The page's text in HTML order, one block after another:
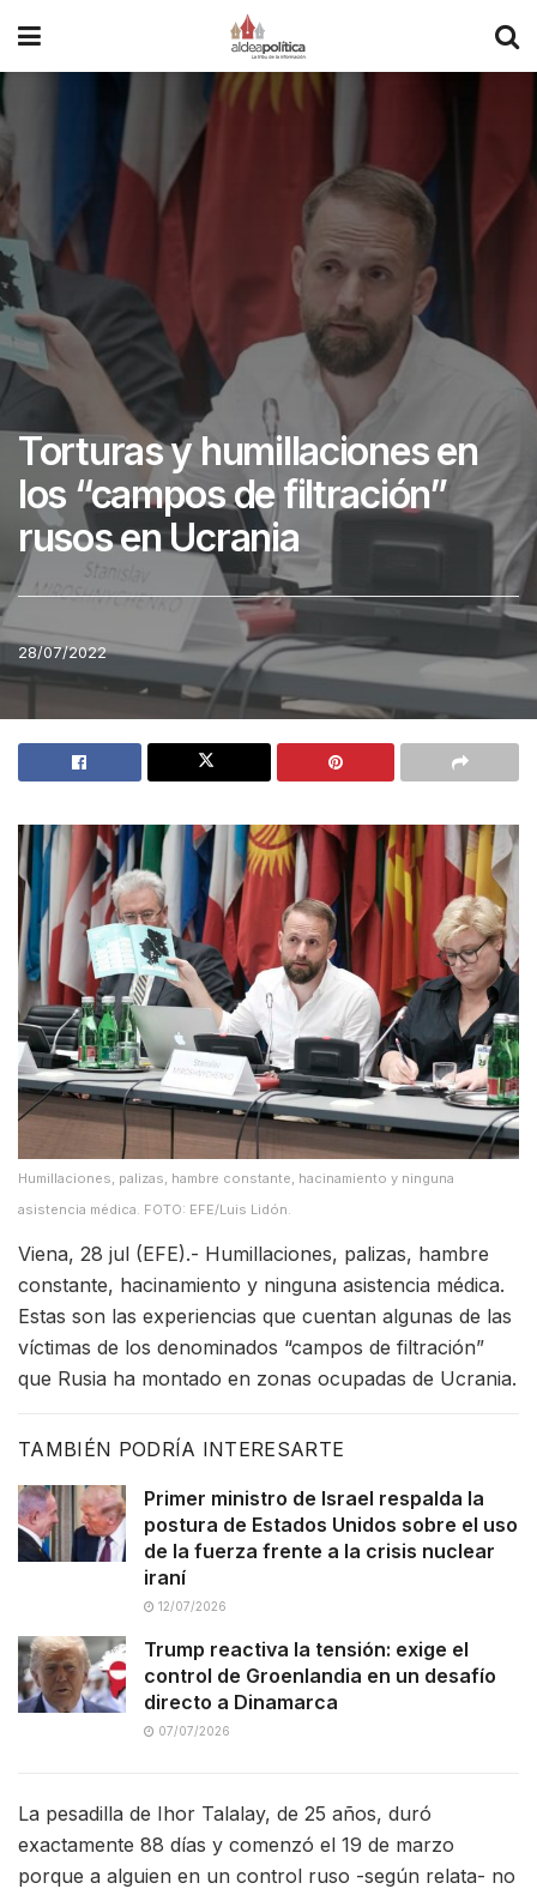
Torturas y humillaciones en
los “campos de filtración”
rusos en Ucrania
28/07/2022
Humillaciones, palizas, hambre constante, hacinamiento y ninguna
asistencia médica. FOTO: EFE/Luis Lidón.
Viena, 28 jul (EFE).- Humillaciones, palizas, hambre
constante, hacinamiento y ninguna asistencia médica.
Estas son las experiencias que cuentan algunas de las
víctimas de los denominados “campos de filtración”
que Rusia ha montado en zonas ocupadas de Ucrania.
TAMBIÉN PODRÍA INTERESARTE
Primer ministro de Israel respalda la
postura de Estados Unidos sobre el uso
de la fuerza frente a la crisis nuclear
iraní
12/07/2026
Trump reactiva la tensión: exige el
control de Groenlandia en un desafío
directo a Dinamarca
07/07/2026
La pesadilla de Ihor Talalay, de 25 años, duró
exactamente 88 días y comenzó el 19 de marzo
porque a alguien en un control ruso -según relata- no